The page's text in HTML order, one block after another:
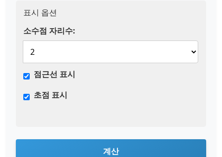
표시 옵션
소수점 자리수:
점근선 표시
초점 표시
계산